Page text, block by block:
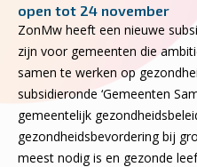
open tot 24 november
ZonMw heeft een nieuwe
zijn voor gemeenten die
samen te werken op
subsidieronde ‘Gemeenten
gemeentelijk
gezondheidsbevordering bij
meest nodig is en gezonde